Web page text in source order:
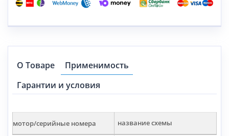
О Товаре
Применимость
Гарантии и условия
мотор/серийные номера название схемы